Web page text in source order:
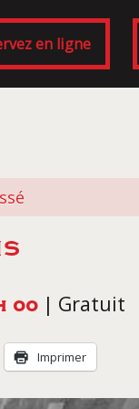
en ligne
00 | Gratuit
Imprimer